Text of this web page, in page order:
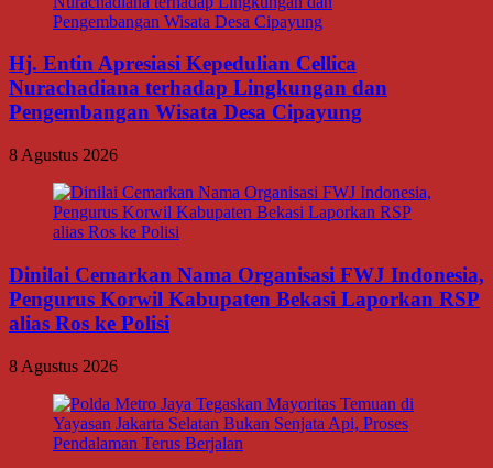
Hj. Entin Apresiasi Kepedulian Cellica
Nurachadiana terhadap Lingkungan dan
Pengembangan Wisata Desa Cipayung
8 Agustus 2026
Dinilai Cemarkan Nama Organisasi FWJ Indonesia,
Pengurus Korwil Kabupaten Bekasi Laporkan RSP
alias Ros ke Polisi
8 Agustus 2026